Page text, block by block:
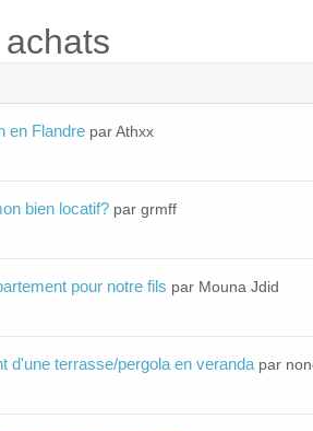
en Flandre par Athxx
bien locatif? par grmff
pour notre fils par Mouna Jdid
d'une terrasse/pergola en veranda par